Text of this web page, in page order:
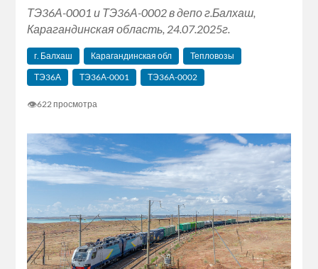
ТЭ36А-0001 и ТЭ36А-0002 в депо г.Балхаш,
Карагандинская область, 24.07.2025г.
г. Балхаш Карагандинская обл
Тепловозы
ТЭ36А
ТЭ36А-0001 ТЭ36А-0002
👁622 просмотра